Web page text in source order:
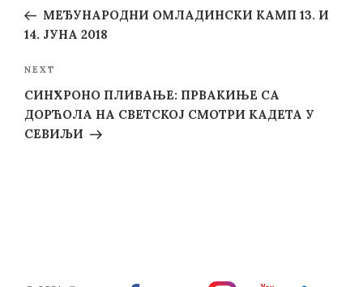
PostМЕЂУНАРОДНИ ОМЛАДИНСКИ КАМП 13. И
14. ЈУНА 2018
Next
Post
NEXT
СИНХРОНО ПЛИВАЊЕ: ПРВАКИЊЕ СА
ДОРЋОЛА НА СВЕТСКОЈ СМОТРИ КАДЕТА У
СЕВИЉИ